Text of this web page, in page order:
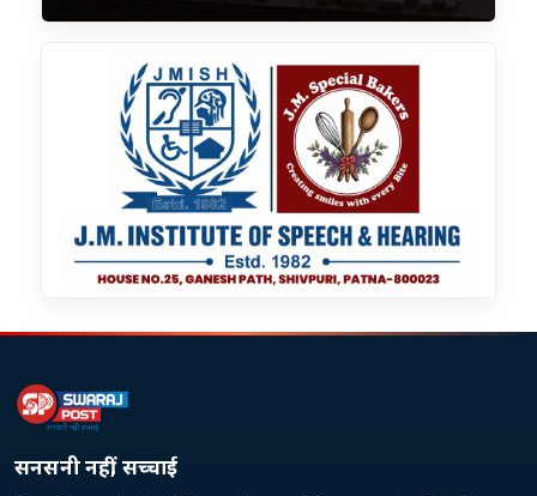
सनसनी नहीं, सच्चाई